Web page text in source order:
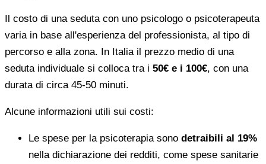
Il costo di una seduta con uno psicologo o psicoterapeuta
varia in base all'esperienza del professionista, al tipo di
percorso e alla zona. In Italia il prezzo medio di una
seduta individuale si colloca tra i 50€ e i 100€, con una
durata di circa 45-50 minuti.
Alcune informazioni utili sui costi:
Le spese per la psicoterapia sono detraibili al 19%
nella dichiarazione dei redditi, come spese sanitarie